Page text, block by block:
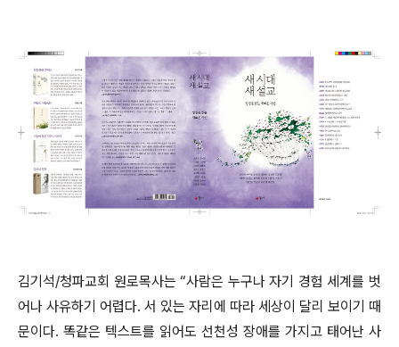
김기석/청파교회 원로목사는“사람은 누구나 자기 경험 세계를 벗
어나 사유하기 어렵다. 서 있는 자리에 따라 세상이 달리 보이기 때
문이다. 똑같은 텍스트를 읽어도 선천성 장애를 가지고 태어난 사